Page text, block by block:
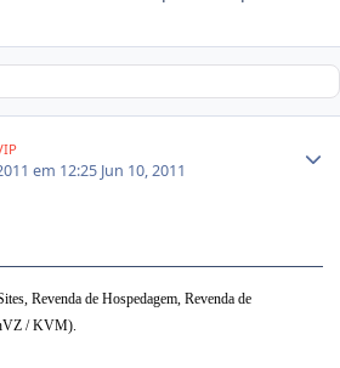
em 12:25 Jun 10, 2011
Revenda de Hospedagem, Revenda de
/ KVM).